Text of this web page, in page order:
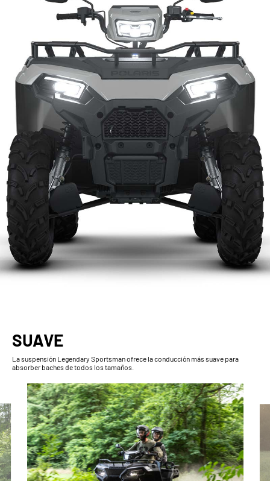
SUAVE
La suspensión Legendary Sportsman ofrece la conducción más suave para
absorber baches de todos los tamaños.